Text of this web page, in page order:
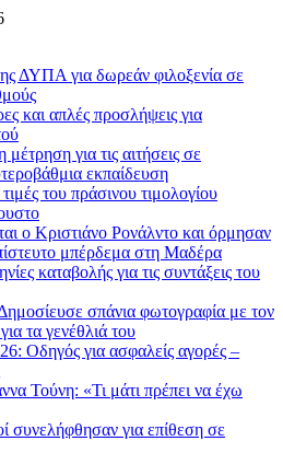
ΔΥΠΑ για δωρεάν φιλοξενία σε
και απλές προσλήψεις για
για τις αιτήσεις σε
εκπαίδευση
του πράσινου τιμολογίου
ο Κριστιάνο Ρονάλντο και όρμησαν
μπέρδεμα στη Μαδέρα
καταβολής για τις συντάξεις του
σπάνια φωτογραφία με τον
τα γενέθλιά του
Οδηγός για ασφαλείς αγορές –
Τούνη: «Τι μάτι πρέπει να έχω
συνελήφθησαν για επίθεση σε